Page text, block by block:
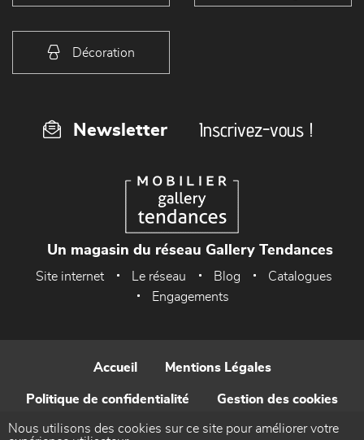
Décoration
Newsletter Inscrivez-vous !
Un magasin du réseau Gallery Tendances
Site internet Le réseau Blog
Catalogues
Engagements
Accueil Mentions Légales
Politique de confidentialité Gestion des cookies
Contact
Nous utilisons des cookies sur ce site pour améliorer votre